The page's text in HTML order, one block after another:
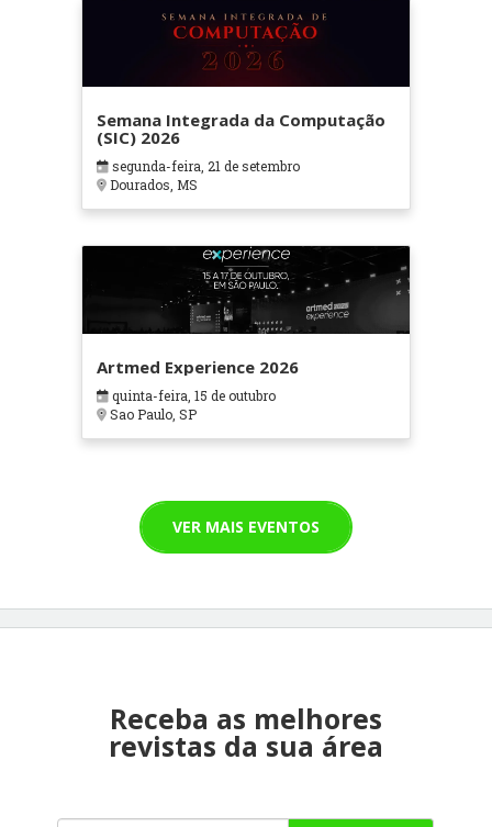
Semana Integrada da Computação
(SIC) 2026
segunda-feira, 21 de setembro
Dourados, MS
Artmed Experience 2026
quinta-feira, 15 de outubro
Sao Paulo, SP
VER MAIS EVENTOS
Receba as melhores
revistas da sua área